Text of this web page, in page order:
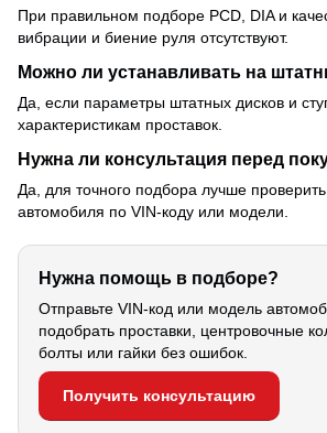
При правильном подборе PCD, DIA и
вибрации и биение руля отсутствуют.
Можно ли устанавливать на
Да, если параметры штатных дисков и
характеристикам проставок.
Нужна ли консультация перед
Да, для точного подбора лучше
автомобиля по VIN-коду или модели.
Нужна помощь в подборе?
Отправьте VIN-код или модель
подобрать проставки, центровочные
болты или гайки без ошибок.
Получить консультацию